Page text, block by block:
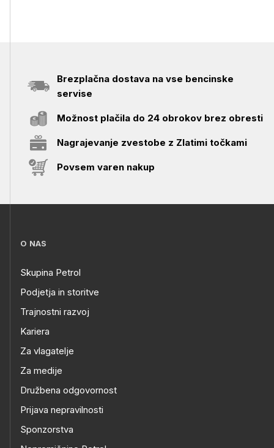
Brezplačna dostava na vse bencinske
servise
Možnost plačila do 24 obrokov brez obresti
Nagrajevanje zvestobe z Zlatimi točkami
Povsem varen nakup
O NAS
Skupina Petrol
Podjetja in storitve
Trajnostni razvoj
Kariera
Za vlagatelje
Za medije
Družbena odgovornost
Prijava nepravilnosti
Sponzorstva